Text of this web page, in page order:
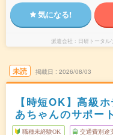
気になる!
派遣会社 日研トータ
未読 掲載日 2026/08/03
【時短OK】高級
あちゃんのサポート
職種未経験OK 交通費別途